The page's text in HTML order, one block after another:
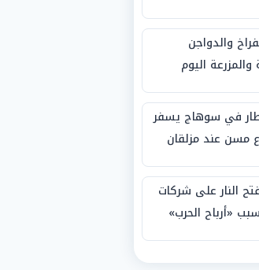
الإرادة»
العربية
والدواجن
والمزرعة اليوم
في سوهاج يسفر
مسن عند مزلقان
النار على شركات
«أرباح الحرب»